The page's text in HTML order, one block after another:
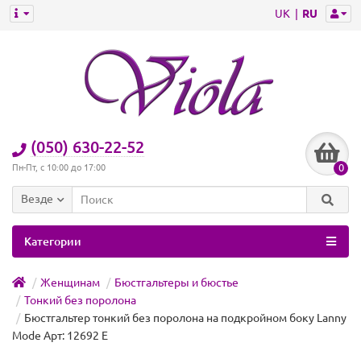
UK RU
(050) 630-22-52
Пн-Пт, с 10:00 до 17:00 0
Везде
Категории
Женщинам
Бюстгальтеры и бюстье
Тонкий без поролона
Бюстгальтер тонкий без поролона на подкройном боку Lanny
Mode Арт: 12692 E